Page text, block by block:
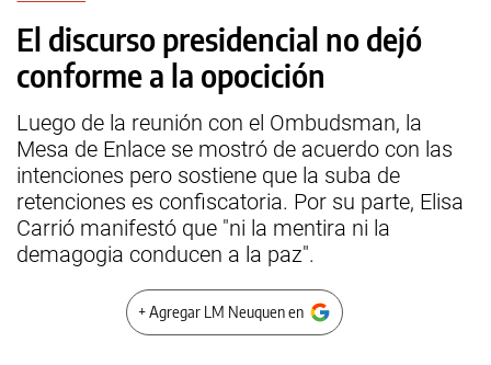
El discurso presidencial no dejó
conforme a la opocición
Luego de la reunión con el Ombudsman, la
Mesa de Enlace se mostró de acuerdo con las
intenciones pero sostiene que la suba de
retenciones es confiscatoria. Por su parte, Elisa
Carrió manifestó que "ni la mentira ni la
demagogia conducen a la paz".
+ Agregar LM Neuquen en